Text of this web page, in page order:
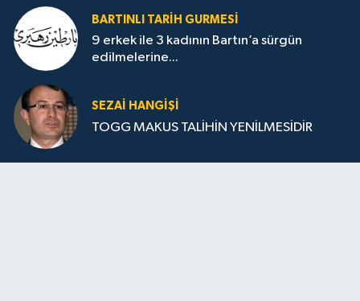
BARTINLI TARIH GURMESI
9 erkek ile 3 kadının Bartın’a sürgün
edilmelerine...
SEZAI HANGİŞİ
TOGG MAKUS TALİHİN YENİLMESİDİR